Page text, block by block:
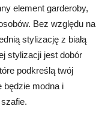
element garderoby,
Bez względu na
stylizację z białą
stylizacji jest dobór
podkreślą twój
będzie modna i